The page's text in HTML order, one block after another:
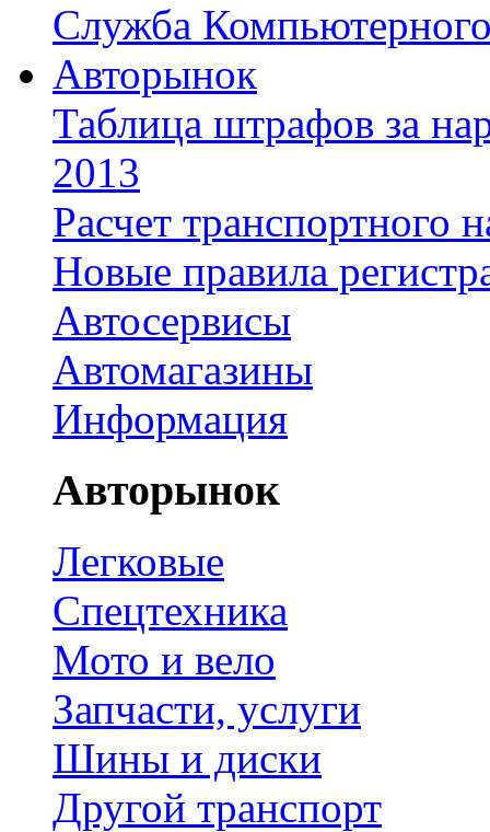
Служба
Авторынок
Таблица штрафов за
2013
Расчет транспортного
Новые правила
Автосервисы
Автомагазины
Информация
Авторынок
Легковые
Спецтехника
Мото и вело
Запчасти, услуги
Шины и диски
Другой транспорт